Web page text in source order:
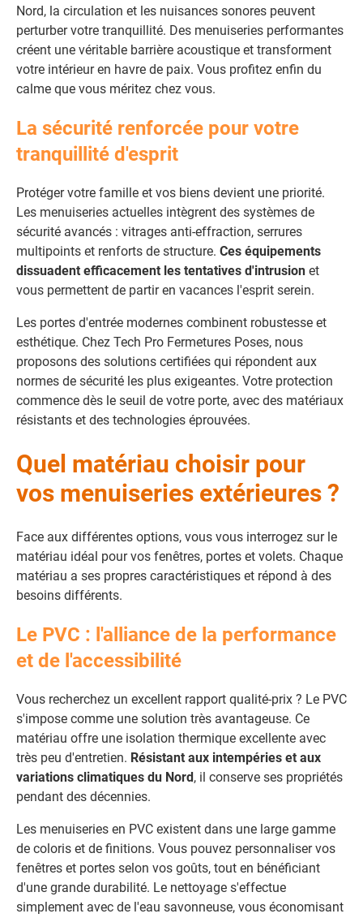
Nord, la circulation et les nuisances sonores peuvent
perturber votre tranquillité. Des menuiseries performantes
créent une véritable barrière acoustique et transforment
votre intérieur en havre de paix. Vous profitez enfin du
calme que vous méritez chez vous.
La sécurité renforcée pour votre
tranquillité d'esprit
Protéger votre famille et vos biens devient une priorité.
Les menuiseries actuelles intègrent des systèmes de
sécurité avancés : vitrages anti-effraction, serrures
multipoints et renforts de structure. Ces équipements
dissuadent efficacement les tentatives d'intrusion et
vous permettent de partir en vacances l'esprit serein.
Les portes d'entrée modernes combinent robustesse et
esthétique. Chez Tech Pro Fermetures Poses, nous
proposons des solutions certifiées qui répondent aux
normes de sécurité les plus exigeantes. Votre protection
commence dès le seuil de votre porte, avec des matériaux
résistants et des technologies éprouvées.
Quel matériau choisir pour
vos menuiseries extérieures ?
Face aux différentes options, vous vous interrogez sur le
matériau idéal pour vos fenêtres, portes et volets. Chaque
matériau a ses propres caractéristiques et répond à des
besoins différents.
Le PVC : l'alliance de la performance
et de l'accessibilité
Vous recherchez un excellent rapport qualité-prix ? Le PVC
s'impose comme une solution très avantageuse. Ce
matériau offre une isolation thermique excellente avec
très peu d'entretien. Résistant aux intempéries et aux
variations climatiques du Nord, il conserve ses propriétés
pendant des décennies.
Les menuiseries en PVC existent dans une large gamme
de coloris et de finitions. Vous pouvez personnaliser vos
fenêtres et portes selon vos goûts, tout en bénéficiant
d'une grande durabilité. Le nettoyage s'effectue
simplement avec de l'eau savonneuse, vous économisant